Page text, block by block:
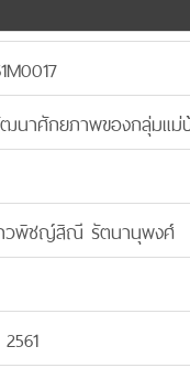
นาศักยภาพของกลุ่มแ
วพิชญ์สิณี รัตนานุพงศ์